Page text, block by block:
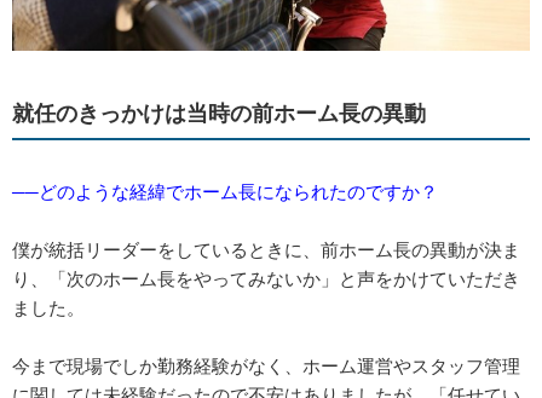
就任のきっかけは当時の前ホーム長の異動
──どのような経緯でホーム長になられたのですか？
僕が統括リーダーをしているときに、前ホーム長の異動が決ま
り、「次のホーム長をやってみないか」と声をかけていただき
ました。
今まで現場でしか勤務経験がなく、ホーム運営やスタッフ管理